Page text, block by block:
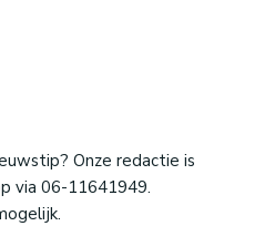
Onze redactie is
via 06-11641949.